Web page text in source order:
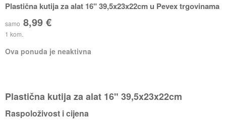
Plastična kutija za alat 16" 39,5x23x22cm u Pevex trgovinama
samo 8,99 €
1 kom.
Ova ponuda je neaktivna
Plastična kutija za alat 16" 39,5x23x22cm
Raspoloživost i cijena